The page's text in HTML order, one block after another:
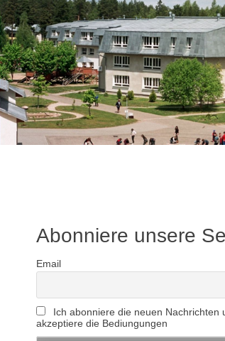
Abonniere unsere
Email
Ich abonniere die neuen Nachrichten
akzeptiere die Bediungungen